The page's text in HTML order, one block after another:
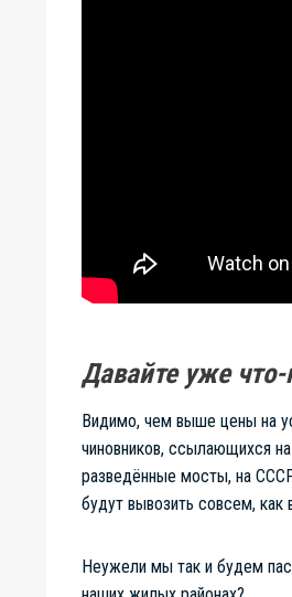
Давайте уже
Видимо, чем выше цены на
чиновников, ссылающихся
разведённые мосты, на
будут вывозить совсем,
Неужели мы так и будем